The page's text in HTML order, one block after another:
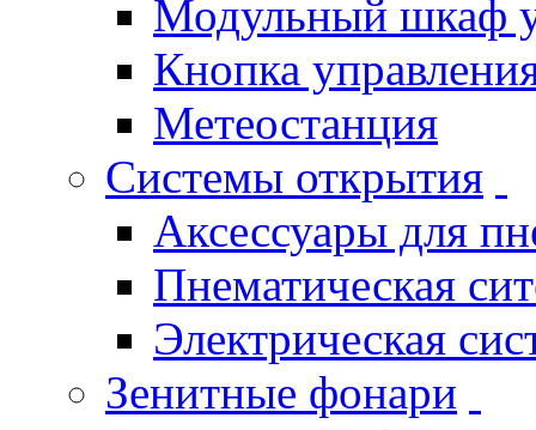
Модульный шкаф
Кнопка
Метеостанция
Системы открытия
Аксессуары для
Пнематическая
Электрическая
Зенитные фонари